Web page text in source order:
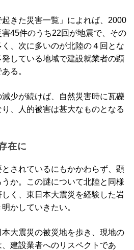
きた災害一覧」によれば、2000
45件のうち22回が地震で、その
、次に多いのが北陸の４回とな
している地域で建設就業者の顕
る。
少が続けば、自然災害時に瓦礫
、人的被害は甚大なものとなる
在に
されているにもかかわらず、顕
か。この謎について北陸と同様
く、東日本大震災を経験した岩
かしていきたい。
大震災の被災地を歩き、現地の
建設業者へのリスペクトであ